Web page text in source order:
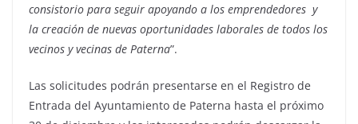
consistorio para seguir apoyando a los emprendedores y
la creación de nuevas oportunidades laborales de todos los
vecinos y vecinas de Paterna”.
Las solicitudes podrán presentarse en el Registro de
Entrada del Ayuntamiento de Paterna hasta el próximo